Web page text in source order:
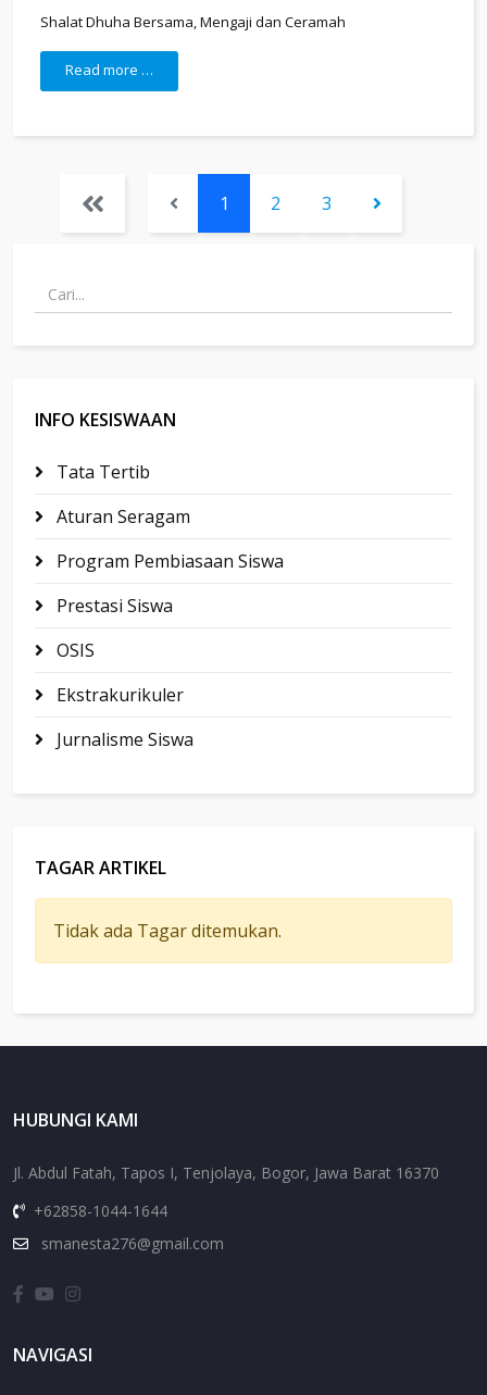
Shalat Dhuha Bersama, Mengaji dan Ceramah
Read more …
1 2 3
INFO KESISWAAN
Tata Tertib
Aturan Seragam
Program Pembiasaan Siswa
Prestasi Siswa
OSIS
Ekstrakurikuler
Jurnalisme Siswa
TAGAR ARTIKEL
Tidak ada Tagar ditemukan.
HUBUNGI KAMI
Jl. Abdul Fatah, Tapos I, Tenjolaya, Bogor, Jawa Barat 16370
+62858-1044-1644
smanesta276@gmail.com
NAVIGASI